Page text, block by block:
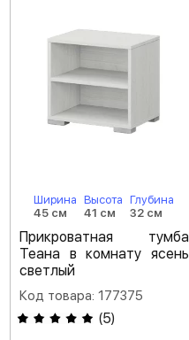
Ширина
45 см
Высота
41 см
Глубина
32 см
Прикроватная тумба
Теана в комнату ясень
светлый
Код товара: 177375
(5)